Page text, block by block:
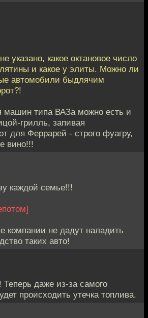
указано, какое октановое число
и какое у элиты. Можно ли
автомобили быдлячим
машин типа ВАЗа можно есть и
грилль, запивая
для Феррарей - строго фуагру,
вино!!!
каждой семье!!!
не дадут наладить
таких авто!
даже из-за самого
происходить утечка топлива.